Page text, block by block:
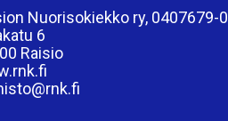
Nuorisokiekko ry, 0407679-0
6
Raisio